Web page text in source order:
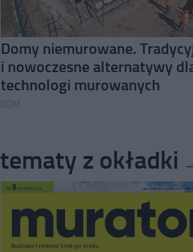
Domy niemurowane.
i nowoczesne alternatywy
technologi murowanych
tematy z okładki